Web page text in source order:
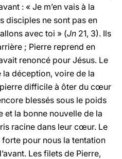
: « Je m’en vais à la
disciples ne sont pas en
avec toi » (Jn 21, 3). Ils
; Pierre reprend en
renoncé pour Jésus. Le
déception, voire de la
difficile à ôter du cœur
blessés sous le poids
et la bonne nouvelle de la
racine dans leur cœur. Le
pour nous la tentation
Les filets de Pierre,